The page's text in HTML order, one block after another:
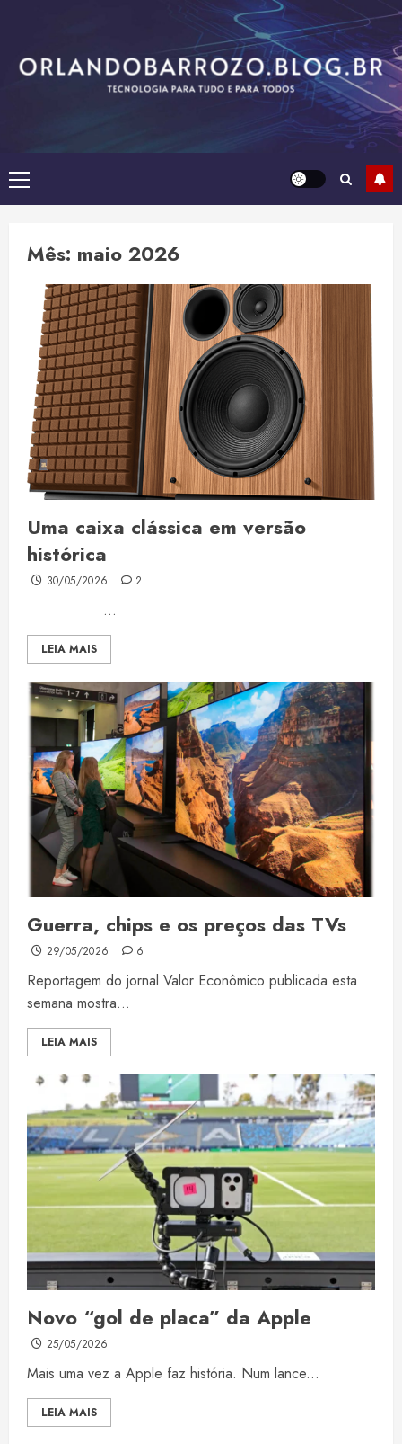
content
Primary
Menu
Mês: maio 2026
Uma caixa clássica em versão
histórica
30/05/2026 2
...
LEIA MAIS
Guerra, chips e os preços das TVs
29/05/2026 6
Reportagem do jornal Valor Econômico publicada esta
semana mostra...
LEIA MAIS
Novo “gol de placa” da Apple
25/05/2026
Mais uma vez a Apple faz história. Num lance...
LEIA MAIS